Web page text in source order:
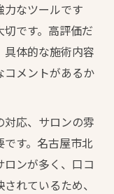
費用知識
予算管理術
体験
対応可能か
容鍼の配慮点
安心ポイント
肌ケア方法
なツールです
です。高評価だ
体的な施術内容
コメントがあるか
応、サロンの雰
す。名古屋市北
ンが多く、口コ
れているため、